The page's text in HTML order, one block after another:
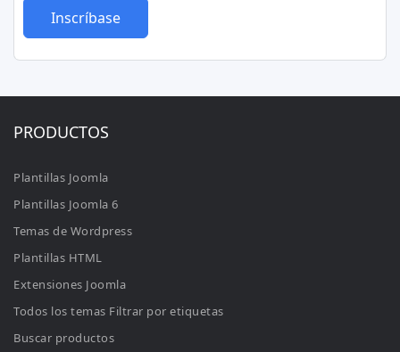
Inscríbase
PRODUCTOS
Plantillas Joomla
Plantillas Joomla 6
Temas de Wordpress
Plantillas HTML
Extensiones Joomla
Todos los temas Filtrar por etiquetas
Buscar productos